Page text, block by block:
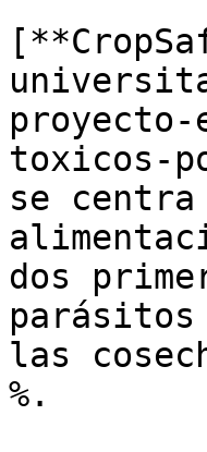
toxicos-
se
dos
las
%.